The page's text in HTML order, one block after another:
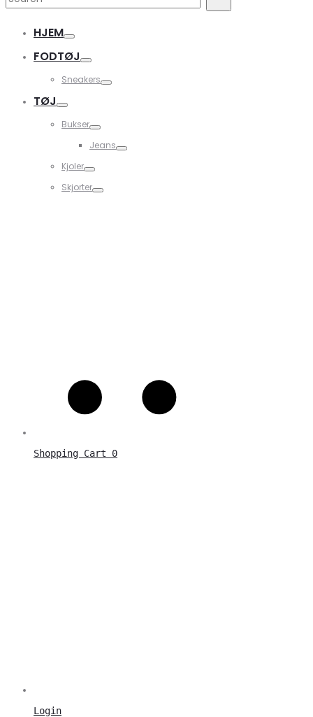
HJEM
FODTØJ
Sneakers
TØJ
Bukser
Jeans
Kjoler
Skjorter
Shopping Cart 0
Login